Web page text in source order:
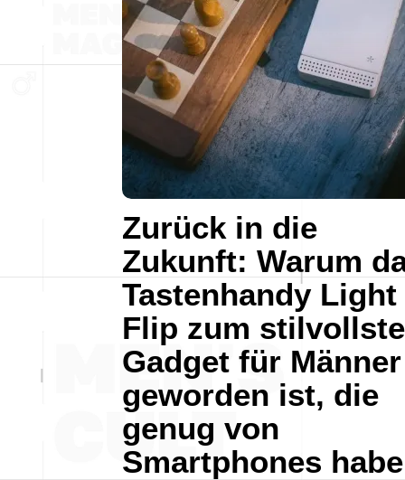
Zurück in die
Zukunft: Warum
Tastenhandy Light
Flip zum
Gadget für Männer
geworden ist, die
genug von
Smartphones